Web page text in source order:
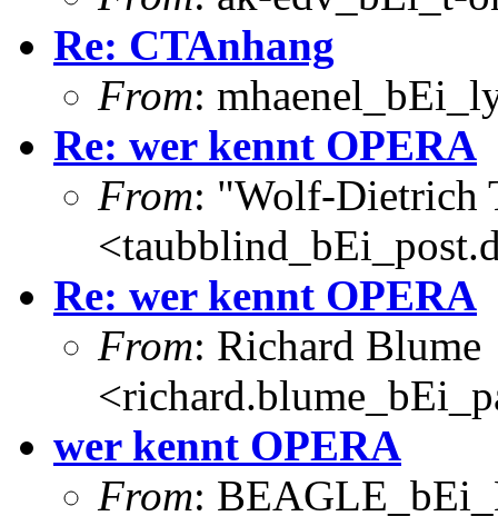
Re: CTAnhang
From:
Re: wer kennt OPERA
From: "Wolf-Dietrich
Re: wer kennt OPERA
From: Richard Blume
wer kennt OPERA
From: